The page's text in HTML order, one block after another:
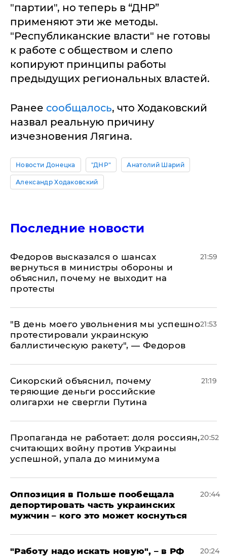
"партии", но теперь в “ДНР”
применяют эти же методы.
"Республиканские власти" не готовы
к работе с обществом и слепо
копируют принципы работы
предыдущих региональных властей.
Ранее сообщалось, что Ходаковский
назвал реальную причину
изчезновения Лягина.
Новости Донецка "ДНР" Анатолий Шарий
Александр Ходаковский
Последние новости
Федоров высказался о шансах
вернуться в министры обороны и
объяснил, почему не выходит на
протесты
21:59
​"В день моего увольнения мы успешно
протестировали украинскую
баллистическую ракету", — Федоров
21:53
Сикорский объяснил, почему
теряющие деньги российские
олигархи не свергли Путина
21:19
​Пропаганда не работает: доля россиян,
считающих войну против Украины
успешной, упала до минимума
20:52
Оппозиция в Польше пообещала
депортировать часть украинских
мужчин – кого это может коснуться
20:44
"Работу надо искать новую", – в РФ 20:24